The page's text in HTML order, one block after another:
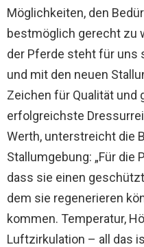
Möglichkeiten, den
bestmöglich gerecht zu
der Pferde steht für uns
und mit den neuen
Zeichen für Qualität und
erfolgreichste
Werth, unterstreicht die
Stallumgebung: „Für
dass sie einen
dem sie regenerieren
kommen. Temperatur,
Luftzirkulation – all das